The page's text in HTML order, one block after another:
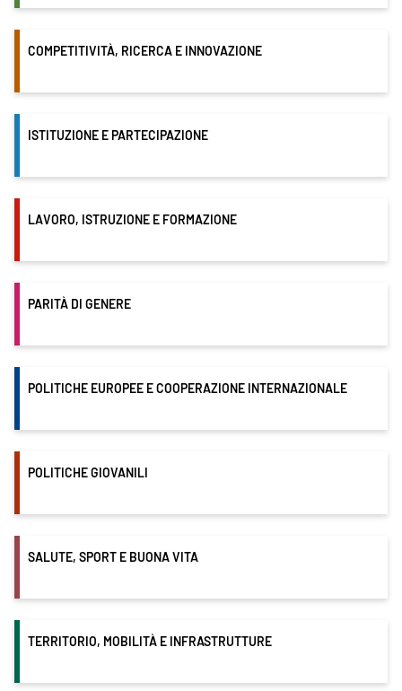
COMPETITIVITÀ, RICERCA E INNOVAZIONE
ISTITUZIONE E PARTECIPAZIONE
LAVORO, ISTRUZIONE E FORMAZIONE
PARITÀ DI GENERE
POLITICHE EUROPEE E COOPERAZIONE INTERNAZIONALE
POLITICHE GIOVANILI
SALUTE, SPORT E BUONA VITA
TERRITORIO, MOBILITÀ E INFRASTRUTTURE